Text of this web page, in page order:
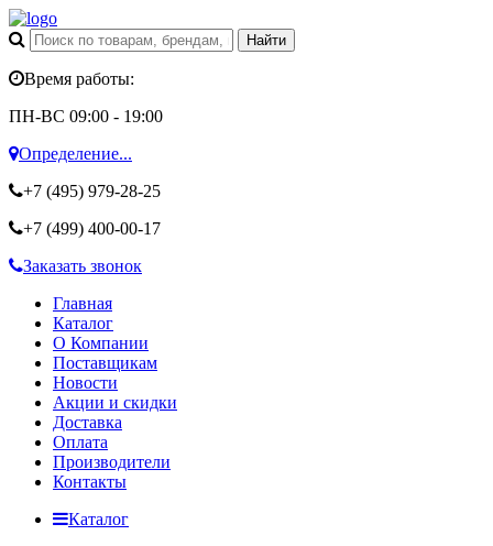
Время работы:
ПН-ВС 09:00 - 19:00
Определение...
+7 (495) 979-28-25
+7 (499) 400-00-17
Заказать звонок
Главная
Каталог
О Компании
Поставщикам
Новости
Акции и скидки
Доставка
Оплата
Производители
Контакты
Каталог